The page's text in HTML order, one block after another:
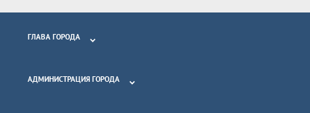
ГЛАВА ГОРОДА
АДМИНИСТРАЦИЯ ГОРОДА